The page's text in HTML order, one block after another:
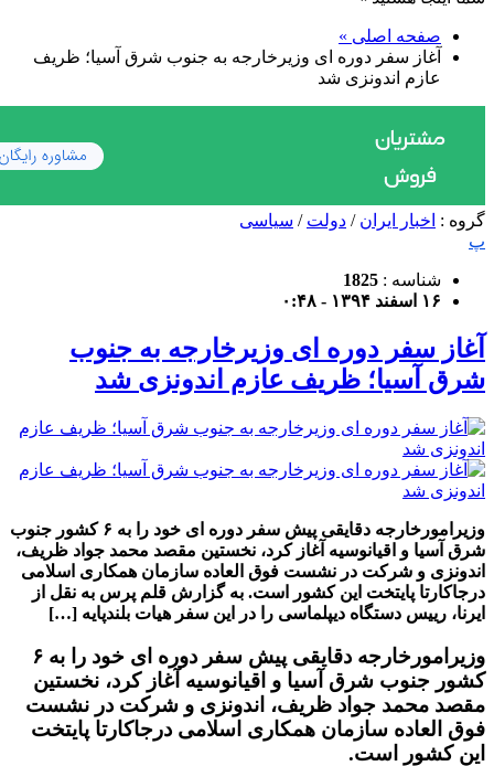
صفحه اصلی »
آغاز سفر دوره ای وزیرخارجه به جنوب شرق آسیا؛ ظریف
عازم اندونزی شد
گروه : اخبار ایران / دولت / سیاسی
پ
شناسه : 1825
۱۶ اسفند ۱۳۹۴ - ۰:۴۸
آغاز سفر دوره ای وزیرخارجه به جنوب
شرق آسیا؛ ظریف عازم اندونزی شد
وزیرامورخارجه دقایقی پیش سفر دوره ای خود را به ۶ کشور جنوب
شرق آسیا و اقیانوسیه آغاز کرد، نخستین مقصد محمد جواد ظریف،
اندونزی و شرکت در نشست فوق العاده سازمان همکاری اسلامی
درجاکارتا پایتخت این کشور است. به گزارش قلم پرس به نقل از
ایرنا، رییس دستگاه دیپلماسی را در این سفر هیات بلندپایه […]
وزیرامورخارجه دقایقی پیش سفر دوره ای خود را به ۶
کشور جنوب شرق آسیا و اقیانوسیه آغاز کرد، نخستین
مقصد محمد جواد ظریف، اندونزی و شرکت در نشست
فوق العاده سازمان همکاری اسلامی درجاکارتا پایتخت
این کشور است.